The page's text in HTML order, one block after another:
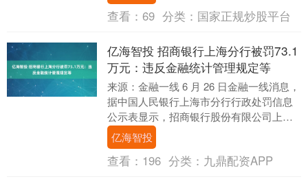
查看： 69 分类： 国家正规炒股平台
亿海智投 招商银行上海分行被罚73.1
万元：违反金融统计管理规定等
来源：金融一线 6 月 26 日金融一线消息，
据中国人民银行上海市分行行政处罚信息
公示表显示，招商银行股份有限公司上海
分行因违反金融统计管理规定、占压财政
存款或....
亿海智投
查看： 196 分类： 九鼎配资APP